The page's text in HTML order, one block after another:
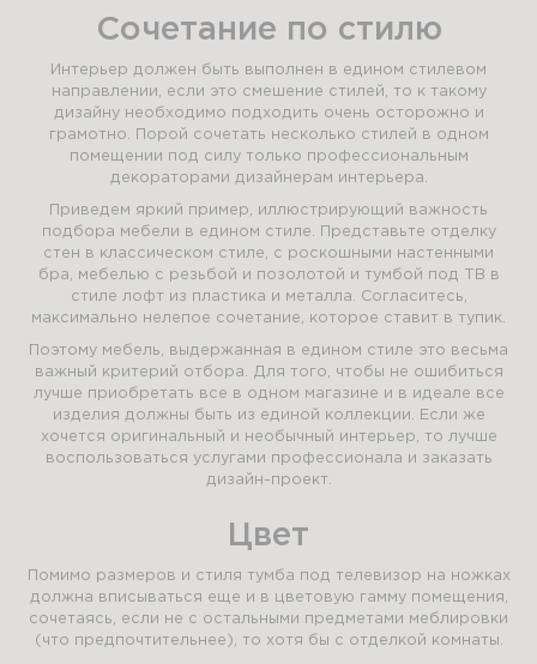
Сочетание по стилю
Интерьер должен быть выполнен в едином стилевом
направлении, если это смешение стилей, то к такому
дизайну необходимо подходить очень осторожно и
грамотно. Порой сочетать несколько стилей в одном
помещении под силу только профессиональным
декораторами дизайнерам интерьера.
Приведем яркий пример, иллюстрирующий важность
подбора мебели в едином стиле. Представьте отделку
стен в классическом стиле, с роскошными настенными
бра, мебелью с резьбой и позолотой и тумбой под ТВ в
стиле лофт из пластика и металла. Согласитесь,
максимально нелепое сочетание, которое ставит в тупик.
Поэтому мебель, выдержанная в едином стиле это весьма
важный критерий отбора. Для того, чтобы не ошибиться
лучше приобретать все в одном магазине и в идеале все
изделия должны быть из единой коллекции. Если же
хочется оригинальный и необычный интерьер, то лучше
воспользоваться услугами профессионала и заказать
дизайн-проект.
Цвет
Помимо размеров и стиля тумба под телевизор на ножках
должна вписываться еще и в цветовую гамму помещения,
сочетаясь, если не с остальными предметами меблировки
(что предпочтительнее), то хотя бы с отделкой комнаты.